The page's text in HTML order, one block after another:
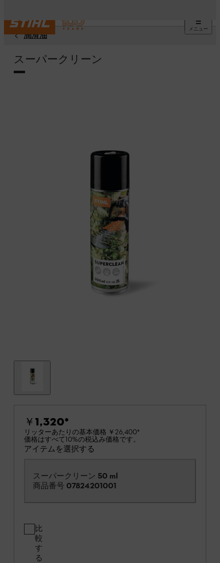
メニュー
潤滑油
スーパークリーン
￥1,320*
リッターあたりの基本価格 ￥26,400*
価格はすべて10%の税込み価格です。
アイテムを選択する
スーパークリーン 50 ml
商品番号 07824201001
比
較
す
る